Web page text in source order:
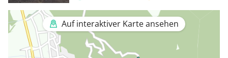
Auf interaktiver Karte ansehen